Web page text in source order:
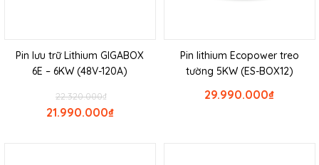
Pin lưu trữ Lithium GIGABOX
6E – 6KW (48V-120A)
₫
22.320.000
₫
21.990.000
Pin lithium Ecopower treo
tường 5KW (ES-BOX12)
₫
29.990.000